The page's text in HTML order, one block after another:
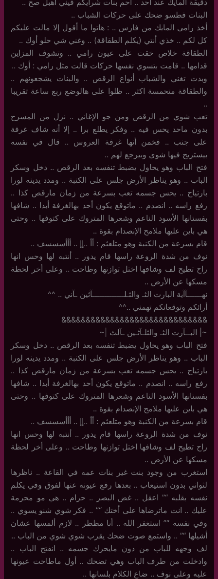
البنات فطسو ضحك على حركات الشباب ..
أخذ رامي المايك من فارس .. : هاتوا ما أقول إلا مالت عليكم
كل لكم .. خذي أنتي (يكلم الطقاقة) .. وغني شي حلو أوك ..
الطقاقة خلاص خقت على عيون رامي .. وتشوف المزاين
قدامها .. قامت بتسوي نفسها حركات قالت مثل رامي : أوك ..
وبدت تغني والشباب أنواع الرقص .. والبنات يشجعونهم ..
والطقاقة متحمسة اكثر .. ظلوا على هالوضع ربع ساعة تقريبا
..
تعب شوي من الرقص ومن جو الإغاني .. نزل من المسرح
بدون ماحد يحس فيه .. وفكر يطلع برا .. إلا أنه شاف غرفة
على جنب .. فخمن أنها غرفة العروس .. قال في نفسه
بيستريح فيها شوي وبيرجع لهم ..
فتح الباب وهو يحاول يضبط تنفسه بعد الرقص .. دخل وسكر
الباب .. وهو يناظر الأرض جلس على الكنبة .. ومدد يدينه لورا
بارتياح .. يحس جسمه تعب بسرعة من زمان مارقص كذا ..
رفع راسه .. انصدم .. ماتوقع يكون أحد بهالغرفة أبدا .. شافها
بفستانها الأسود الناعم وشعرها المتروك على كتوفها .. وحتى
هي باين عليها ملامح الإنصدام بقوة ..
قام بسرعة من الكنبة وهو متلعثم : أأ ..إإ .. أأأسسسف ..
نوف من شدة الروعة راسها قام يدور .. أنتبه لها وحس انها
راح تطيح لف وشافها اختل توازنها وطاحت .. وعلى أخر لحظة
مسكها عن الأرض ..
نهــــــآآية البارت الثـ والثـلـــــــــــــآثين ـآني .. ^^
أرائكم وتوقعاتكم تهمني ..^^
&&&&&&&&&&&&&&&&&&&&&&&&&&&&&&
~| البــآرت الثـ والثلـآثـين ـآلث |~
فتح الباب وهو يحاول يضبط تنفسه بعد الرقص .. دخل وسكر
الباب .. وهو يناظر الأرض جلس على الكنبة .. ومدد يدينه لورا
بارتياح .. يحس جسمه تعب بسرعة من زمان مارقص كذا ..
رفع راسه .. انصدم .. ماتوقع يكون أحد بهالغرفة أبدا .. شافها
بفستانها الأسود الناعم وشعرها المتروك على كتوفها .. وحتى
هي باين عليها ملامح الإنصدام بقوة ..
قام بسرعة من الكنبة وهو متلعثم : أأ ..إإ .. أأأسسسف ..
نوف من شدة الروعة راسها قام يدور .. أنتبه لها وحس انها
راح تطيح لف وشافها اختل توازنها وطاحت .. وعلى أخر لحظة
مسكها عن الأرض ..
استغرب من وجود بنت غير بنات عمه في القاعة .. ناظرها
لثواني بدون استيعاب .. بعدها رفع عيونه عنها لفوق وفي يكلم
نفسه بقلبه “” اعقل .. غض البصر .. حرام .. هي مو محرمة
عليك .. انت ماترضاها على أختك “” .. فكر شوي شنو يسوي ..
وفي نفسه “” استغفر الله .. أنا مظطر .. لازم ألمسها عشان
أشيلها “” .. واستمع صوت ضحك يقرب شوي شوي من الباب ..
لف وجهه للباب من دون مايحرك جسمه .. انفتح الباب ..
وادخلت من طرف الباب وهي تضحك .. أول ماطاحت عيونها
عليه وعلى نوف .. ضاع الكلام بلسانها ..